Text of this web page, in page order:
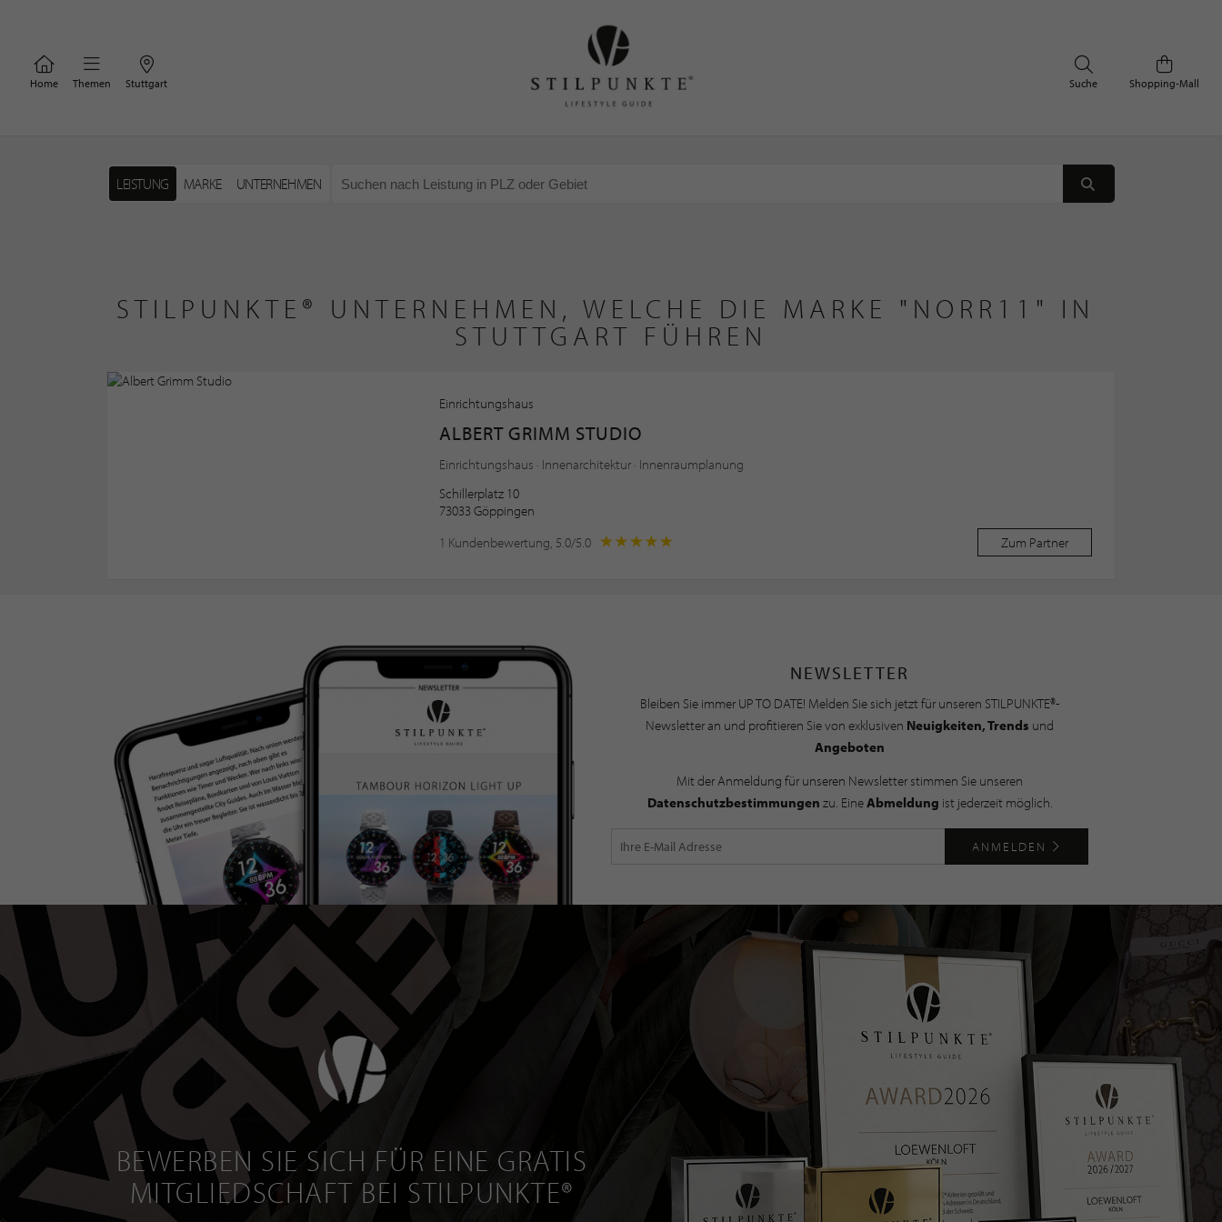
Home Themen Stuttgart Shopping-Mall
Suche
LEISTUNG MARKE UNTERNEHMEN
STILPUNKTE® UNTERNEHMEN, WELCHE DIE MARKE "NORR11" IN
STUTTGART FÜHREN
Einrichtungshaus
ALBERT GRIMM STUDIO
Einrichtungshaus · Innenarchitektur · Innenraumplanung
Schillerplatz 10
73033 Göppingen
1 Kundenbewertung, 5.0/5.0
Zum Partner
NEWSLETTER
Bleiben Sie immer UP TO DATE! Melden Sie sich jetzt für unseren STILPUNKTE®-
Newsletter an und profitieren Sie von exklusiven Neuigkeiten, Trends und
Angeboten
Mit der Anmeldung für unseren Newsletter stimmen Sie unseren
Datenschutzbestimmungen zu. EineAbmeldung ist jederzeit möglich.
ANMELDEN
BEWERBEN SIE SICH FÜR EINE GRATIS
MITGLIEDSCHAFT BEI STILPUNKTE®